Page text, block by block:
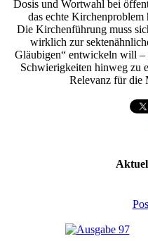
Dosis und Wortwahl bei
das echte
Die Kirchenführung muss
wirklich zur
Gläubigen“ entwickeln will –
Schwierigkeiten hinweg zu
Relevanz für die